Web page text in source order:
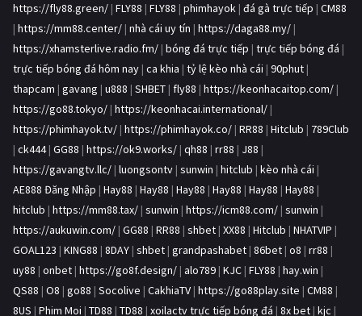
https://fly88.green/ | FLY88 | FLY88 | phimhayok | đá gà trực tiếp | CM88
| https://mm88.center/ | nhà cái uy tín | https://daga88.my/ |
https://xhamsterlive.radio.fm/ | bóng đá trực tiếp | trực tiếp bóng đá |
trực tiếp bóng đá hôm nay | ca khia | tỷ lệ kèo nhà cái | 90phut |
thapcam | gavang | u888 | SHBET | fly88 | https://keonhacaitop.com/ |
https://go88.tokyo/ | https://keonhacai.international/ |
https://phimhayok.tv/ | https://phimhayok.co/ | RR88 | Hitclub | 789Club
| ck444| GG88 | https://ok9.works/ | qh88 | rr88 | J88 |
https://gavangtv.llc/ | luongsontv | sunwin | hitclub | kèo nhà cái |
AE888 Đăng Nhập | Hay88 | Hay88 | Hay88 | Hay88 | Hay88 | Hay88 |
hitclub | https://mm88.tax/ | sunwin | https://icm88.com/ | sunwin |
https://aukuwin.com/ | GG88 | RR88 | shbet | XX88 | Hitclub | NHATVIP |
GOAL123 | KING88 | 8DAY | shbet | grandpashabet | 86bet | o8 | rr88 |
uy88 | onbet | https://go8f.design/ | alo789 | KJC | FLY88 | hay.win |
QS88 | O8 | go88 | Socolive | CakhiaTV | https://go88play.site | CM88 |
8US | Phim Moi | TD88 | TD88 | xoilactv trực tiếp bóng đá | 8x bet | kjc |